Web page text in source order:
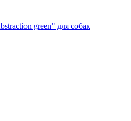
green" для собак